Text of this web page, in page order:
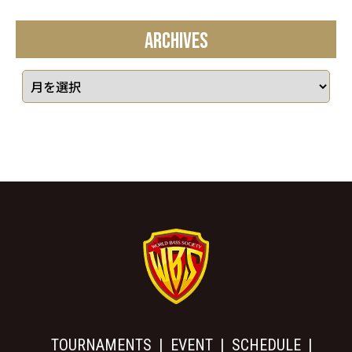
ARCHIVES
TOURNAMENTS EVENT SCHEDULE